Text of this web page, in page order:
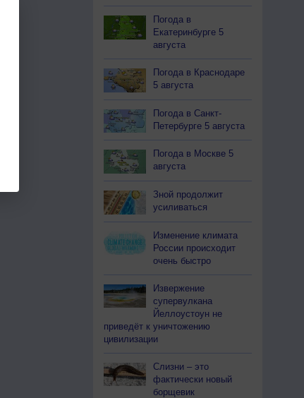
Погода в
Екатеринбурге 5
августа
Погода в Краснодаре
5 августа
Погода в Санкт-
Петербурге 5 августа
Погода в Москве 5
августа
Зной продолжит
усиливаться
Изменение климата
России происходит
очень быстро
Извержение
супервулкана
Йеллоустоун не
приведёт к уничтожению
цивилизации
Слизни – это
фактически новый
борщевик